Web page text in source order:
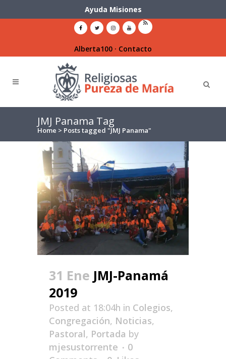
Ayuda Misiones
Alberta100 · Contacto
JMJ Panama Tag
Home > Posts tagged "JMJ Panama"
31 Ene JMJ-Panamá
2019
Posted at 18:04h in Colegios,
Congregación, Noticias,
Pastoral, Portada by
mjesustorrente
0